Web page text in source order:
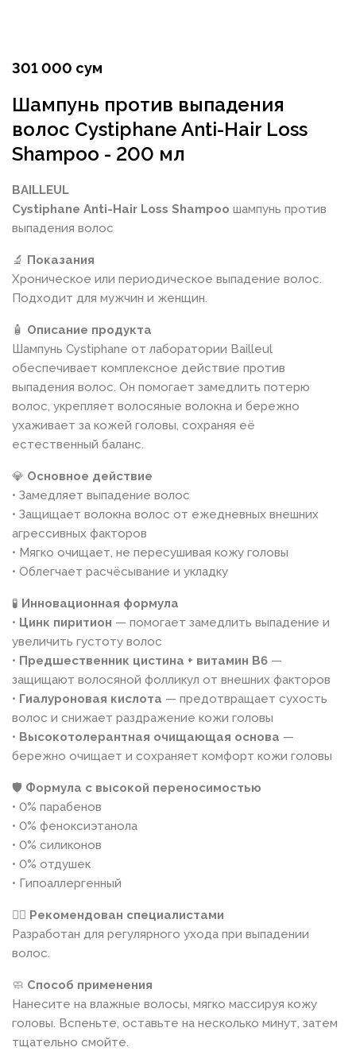
301 000 сум
Шампунь против выпадения
волос Cystiphane Anti-Hair Loss
Shampoo - 200 мл
BAILLEUL
Cystiphane Anti-Hair Loss Shampoo шампунь против
выпадения волос
🔬 Показания
Хроническое или периодическое выпадение волос.
Подходит для мужчин и женщин.
🧴 Описание продукта
Шампунь Cystiphane от лаборатории Bailleul
обеспечивает комплексное действие против
выпадения волос. Он помогает замедлить потерю
волос, укрепляет волосяные волокна и бережно
ухаживает за кожей головы, сохраняя её
естественный баланс.
💎 Основное действие
• Замедляет выпадение волос
• Защищает волокна волос от ежедневных внешних
агрессивных факторов
• Мягко очищает, не пересушивая кожу головы
• Облегчает расчёсывание и укладку
🧪 Инновационная формула
• Цинк пиритион — помогает замедлить выпадение и
увеличить густоту волос
• Предшественник цистина + витамин B6 —
защищают волосяной фолликул от внешних факторов
• Гиалуроновая кислота — предотвращает сухость
волос и снижает раздражение кожи головы
• Высокотолерантная очищающая основа —
бережно очищает и сохраняет комфорт кожи головы
🛡 Формула с высокой переносимостью
• 0% парабенов
• 0% феноксиэтанола
• 0% силиконов
• 0% отдушек
• Гипоаллергенный
👩‍⚕️ Рекомендован специалистами
Разработан для регулярного ухода при выпадении
волос.
🧼 Способ применения
Нанесите на влажные волосы, мягко массируя кожу
головы. Вспеньте, оставьте на несколько минут, затем
тщательно смойте.